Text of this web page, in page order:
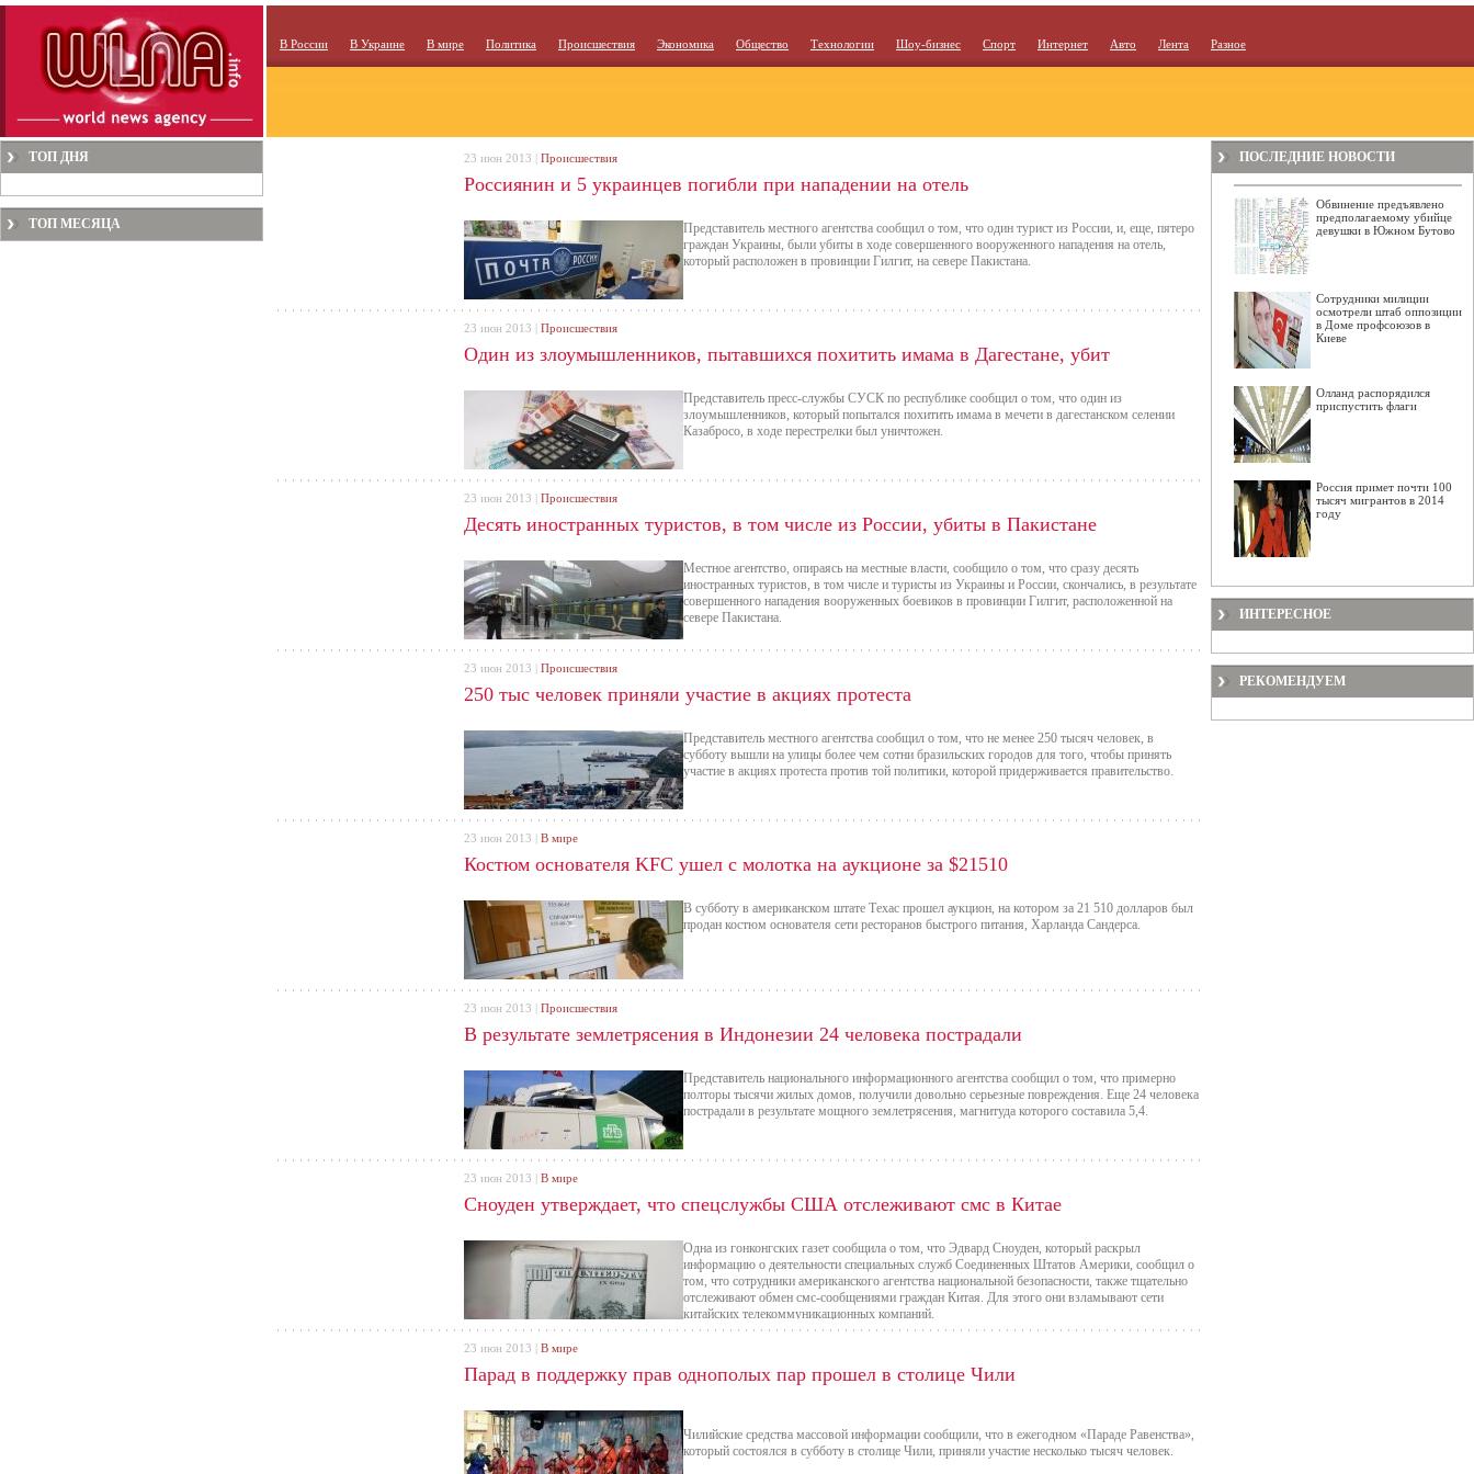
В России В Украине В мире Политика Происшествия Экономика Общество Технологии Шоу-бизнес Спорт Интернет Авто Лента Разное
ТОП ДНЯ
ТОП МЕСЯЦА
Россиянин и 5 украинцев погибли при нападении на отель
Представитель местного агентства сообщил о том, что один турист из России, и, еще, пятеро
граждан Украины, были убиты в ходе совершенного вооруженного нападения на отель,
который расположен в провинции Гилгит, на севере Пакистана.
23 июн 2013 | Происшествия
Один из злоумышленников, пытавшихся похитить имама в Дагестане, убит
Представитель пресс-службы СУСК по республике сообщил о том, что один из
злоумышленников, который попытался похитить имама в мечети в дагестанском селении
Казабросо, в ходе перестрелки был уничтожен.
23 июн 2013 | Происшествия
Десять иностранных туристов, в том числе из России, убиты в Пакистане
Местное агентство, опираясь на местные власти, сообщило о том, что сразу десять
иностранных туристов, в том числе и туристы из Украины и России, скончались, в результате
совершенного нападения вооруженных боевиков в провинции Гилгит, расположенной на
севере Пакистана.
23 июн 2013 | Происшествия
250 тыс человек приняли участие в акциях протеста
Представитель местного агентства сообщил о том, что не менее 250 тысяч человек, в
субботу вышли на улицы более чем сотни бразильских городов для того, чтобы принять
участие в акциях протеста против той политики, которой придерживается правительство.
23 июн 2013 | Происшествия
Костюм основателя KFC ушел с молотка на аукционе за $21510
В субботу в американском штате Техас прошел аукцион, на котором за 21 510 долларов был
продан костюм основателя сети ресторанов быстрого питания, Харланда Сандерса.
23 июн 2013 | В мире
В результате землетрясения в Индонезии 24 человека пострадали
Представитель национального информационного агентства сообщил о том, что примерно
полторы тысячи жилых домов, получили довольно серьезные повреждения. Еще 24 человека
пострадали в результате мощного землетрясения, магнитуда которого составила 5,4.
23 июн 2013 | Происшествия
Сноуден утверждает, что спецслужбы США отслеживают смс в Китае
Одна из гонконгских газет сообщила о том, что Эдвард Сноуден, который раскрыл
информацию о деятельности специальных служб Соединенных Штатов Америки, сообщил о
том, что сотрудники американского агентства национальной безопасности, также тщательно
отслеживают обмен смс-сообщениями граждан Китая. Для этого они взламывают сети
китайских телекоммуникационных компаний.
23 июн 2013 | В мире
Парад в поддержку прав однополых пар прошел в столице Чили
Чилийские средства массовой информации сообщили, что в ежегодном «Параде Равенства»,
который состоялся в субботу в столице Чили, приняли участие несколько тысяч человек.
23 июн 2013 | В мире
ПОСЛЕДНИЕ НОВОСТИ
Обвинение предъявлено
предполагаемому убийце
девушки в Южном Бутово
Сотрудники милиции
осмотрели штаб оппозиции
в Доме профсоюзов в
Киеве
Олланд распорядился
приспустить флаги
Россия примет почти 100
тысяч мигрантов в 2014
году
ИНТЕРЕСНОЕ
РЕКОМЕНДУЕМ